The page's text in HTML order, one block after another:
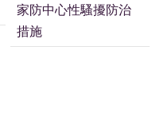
家防中心性騷擾防治
措施